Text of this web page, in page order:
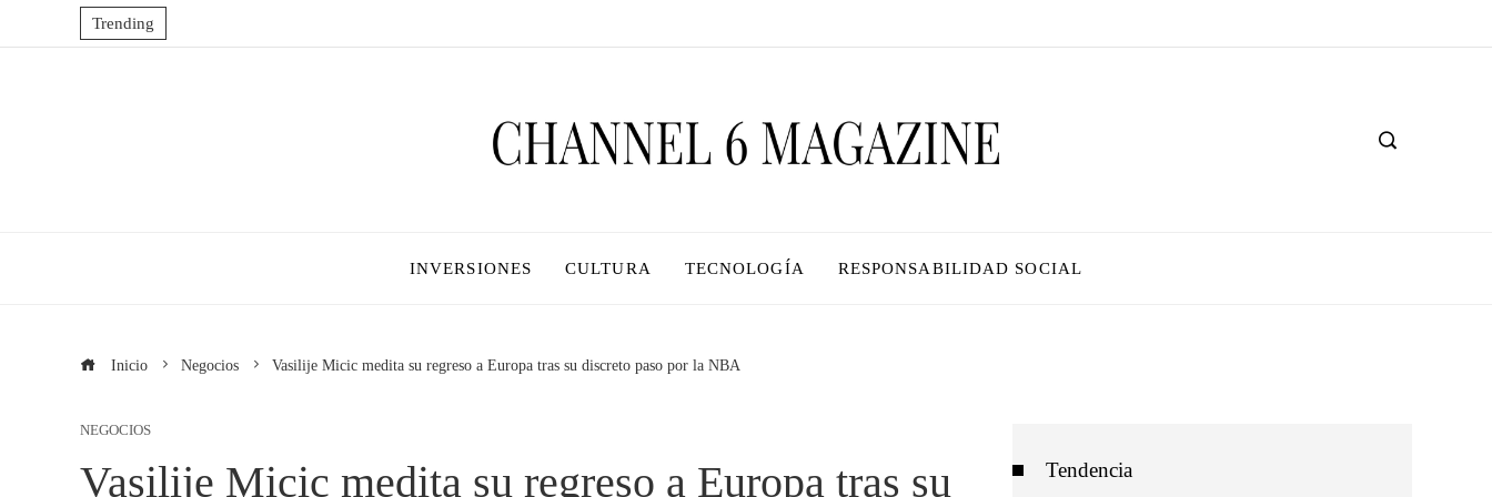
Trending
INVERSIONES CULTURA TECNOLOGÍA RESPONSABILIDAD SOCIAL
Inicio Negocios Vasilije Micic medita su regreso a Europa tras su discreto paso por la NBA
NEGOCIOS
Vasilije Micic medita su regreso a Europa tras su Tendencia